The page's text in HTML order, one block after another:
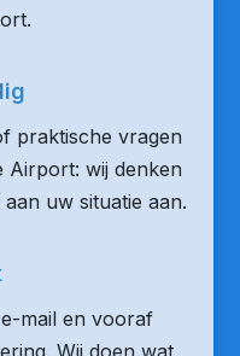
praktische vragen
Airport: wij denken
uw situatie aan.
mail en vooraf
Wij doen wat